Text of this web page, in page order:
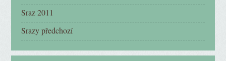
Sraz 2011
Srazy předchozí